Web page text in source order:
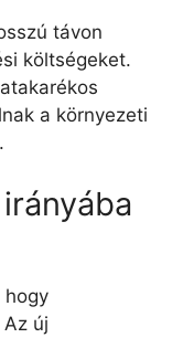
távon
költségeket.
a környezeti
hogy
új